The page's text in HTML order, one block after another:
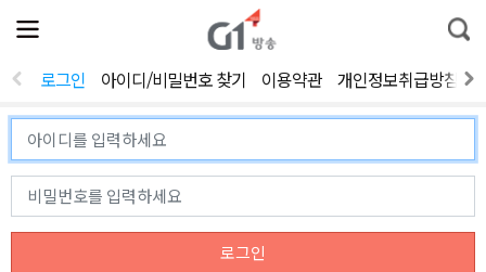
전
체
뉴
열
통
합
색
로그인 아이디/비밀번호 찾기 이용약관 개인정보취급방침
로그인